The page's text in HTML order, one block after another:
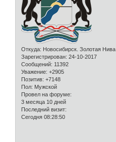
Откуда: Новосибирск. Золотая Нива
Зарегистрирован: 24-10-2017
Сообщений: 11392
Уважение: +2905
Позитив: +7148
Пол: Мужской
Провел на форуме:
3 месяца 10 дней
Последний визит:
Сегодня 08:28:50